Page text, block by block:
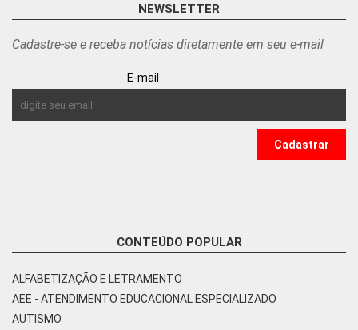
NEWSLETTER
Cadastre-se e receba notícias diretamente em seu e-mail
E-mail
CONTEÚDO POPULAR
ALFABETIZAÇÃO E LETRAMENTO
AEE - ATENDIMENTO EDUCACIONAL ESPECIALIZADO
AUTISMO